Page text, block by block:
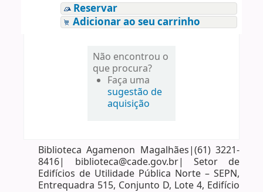
Reservar
Adicionar ao seu carrinho
Não encontrou o
que procura?
Faça uma
sugestão de
aquisição
Biblioteca Agamenon Magalhães|(61) 3221-
8416| biblioteca@cade.gov.br| Setor de
Edifícios de Utilidade Pública Norte – SEPN,
Entrequadra 515, Conjunto D, Lote 4, Edifício